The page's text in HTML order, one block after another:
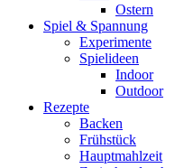
faMILY
Ostern
Spiel & Spannung
Experimente
Spielideen
Indoor
Outdoor
Rezepte
Backen
Frühstück
Hauptmahlzeit